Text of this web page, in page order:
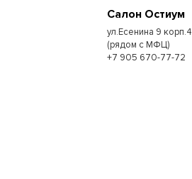
Салон Остиум
ул.Есенина 9 корп.4
(рядом с МФЦ)
+7 905 670-77-72